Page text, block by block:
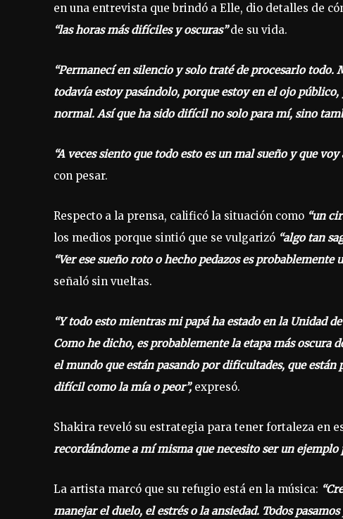
en una entrevista que brindó a Elle, dio detalles de
“las horas más difíciles y oscuras”de su vida.
“Permanecí en silencio y solo traté de procesarlo
todavía estoy pasándolo, porque estoy en el ojo
normal. Así que ha sido difícil no solo para mí, sino
“A veces siento que todo esto es un mal sueño y que
con pesar.
Respecto a la prensa, calificó la situación como “un
los medios porque sintió que se vulgarizó “algo tan
“Ver ese sueño roto o hecho pedazos es probablemente
señaló sin vueltas.
“Y todo esto mientras mi papá ha estado en la Unidad
Como he dicho, es probablemente la etapa más oscura
el mundo que están pasando por dificultades, que
difícil como la mía o peor”,expresó.
Shakira reveló su estrategia para tener fortaleza en
recordándome a mí misma que necesito ser un ejemplo
La artista marcó que su refugio está en la música:
manejar el duelo, el estrés o la ansiedad. Todos